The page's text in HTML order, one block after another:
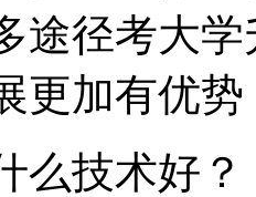
途径考大
更加有优势
么技术好？